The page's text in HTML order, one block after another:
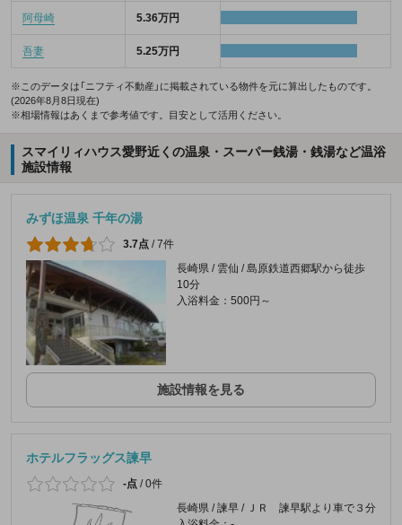
阿母崎 5.36万円
吾妻 5.25万円
※このデータは「ニフティ不動産」に掲載されている物件を元に算出したものです。
(2026年8月8日現在)
※相場情報はあくまで参考値です。目安として活用ください。
スマイリィハウス愛野近くの温泉・スーパー銭湯・銭湯など温浴
施設情報
みずほ温泉 千年の湯
3.7点 /7件
長崎県 / 雲仙 / 島原鉄道西郷駅から徒歩
10分
入浴料金：500円～
施設情報を見る
ホテルフラッグス諫早
-点 /0件
長崎県 / 諫早 / ＪＲ 諫早駅より車で３分